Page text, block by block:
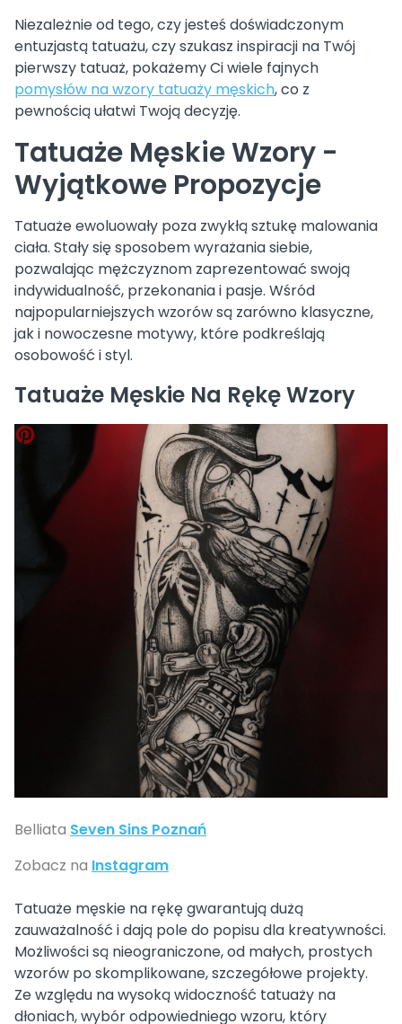
Niezależnie od tego, czy jesteś doświadczonym
entuzjastą tatuażu, czy szukasz inspiracji na Twój
pierwszy tatuaż, pokażemy Ci wiele fajnych
pomysłów na wzory tatuaży męskich, co z
pewnością ułatwi Twoją decyzję.
Tatuaże Męskie Wzory -
Wyjątkowe Propozycje
Tatuaże ewoluowały poza zwykłą sztukę malowania
ciała. Stały się sposobem wyrażania siebie,
pozwalając mężczyznom zaprezentować swoją
indywidualność, przekonania i pasje. Wśród
najpopularniejszych wzorów są zarówno klasyczne,
jak i nowoczesne motywy, które podkreślają
osobowość i styl.
Tatuaże Męskie Na Rękę Wzory
Belliata Seven Sins Poznań
Zobacz na Instagram
Tatuaże męskie na rękę gwarantują dużą
zauważalność i dają pole do popisu dla kreatywności.
Możliwości są nieograniczone, od małych, prostych
wzorów po skomplikowane, szczegółowe projekty.
Ze względu na wysoką widoczność tatuaży na
dłoniach, wybór odpowiedniego wzoru, który